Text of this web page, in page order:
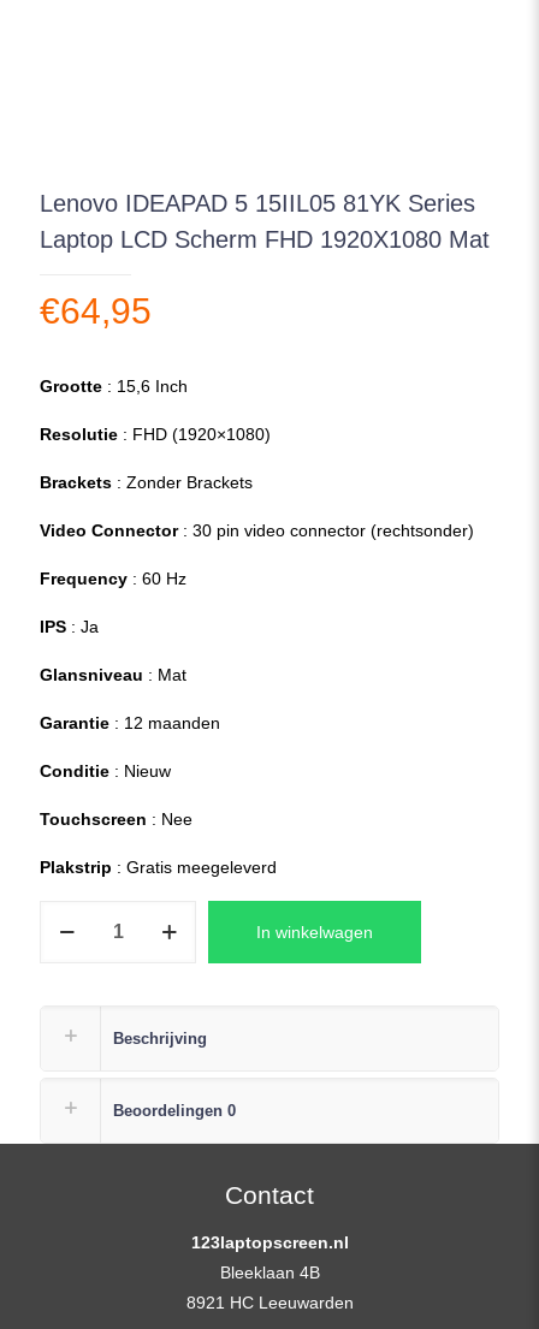
Lenovo IDEAPAD 5 15IIL05 81YK Series
Laptop LCD Scherm FHD 1920X1080 Mat
€64,95
Grootte : 15,6 Inch
Resolutie : FHD (1920×1080)
Brackets : Zonder Brackets
Video Connector: 30 pin video connector (rechtsonder)
Frequency : 60 Hz
IPS : Ja
Glansniveau : Mat
Garantie : 12 maanden
Conditie : Nieuw
Touchscreen : Nee
Plakstrip : Gratis meegeleverd
81YK
In winkelwagen
Beschrijving
Beoordelingen 0
Contact
123laptopscreen.nl
Bleeklaan 4B
8921 HC Leeuwarden